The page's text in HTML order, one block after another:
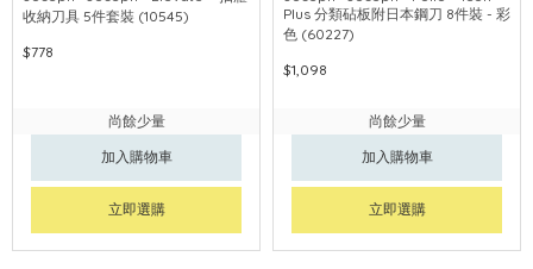
收納刀具 5件套裝 (10545)
$778
尚餘少量
加入購物車
立即選購
Plus 分類砧板附日本鋼刀 8件裝 - 彩
色 (60227)
$1,098
尚餘少量
加入購物車
立即選購